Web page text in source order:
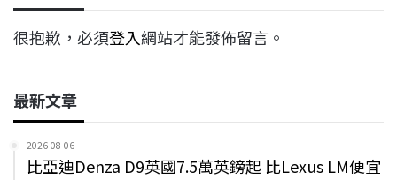
很抱歉，必須登入網站才能發佈留言。
最新文章
2026-08-06
比亞迪Denza D9英國7.5萬英鎊起 比Lexus LM便宜